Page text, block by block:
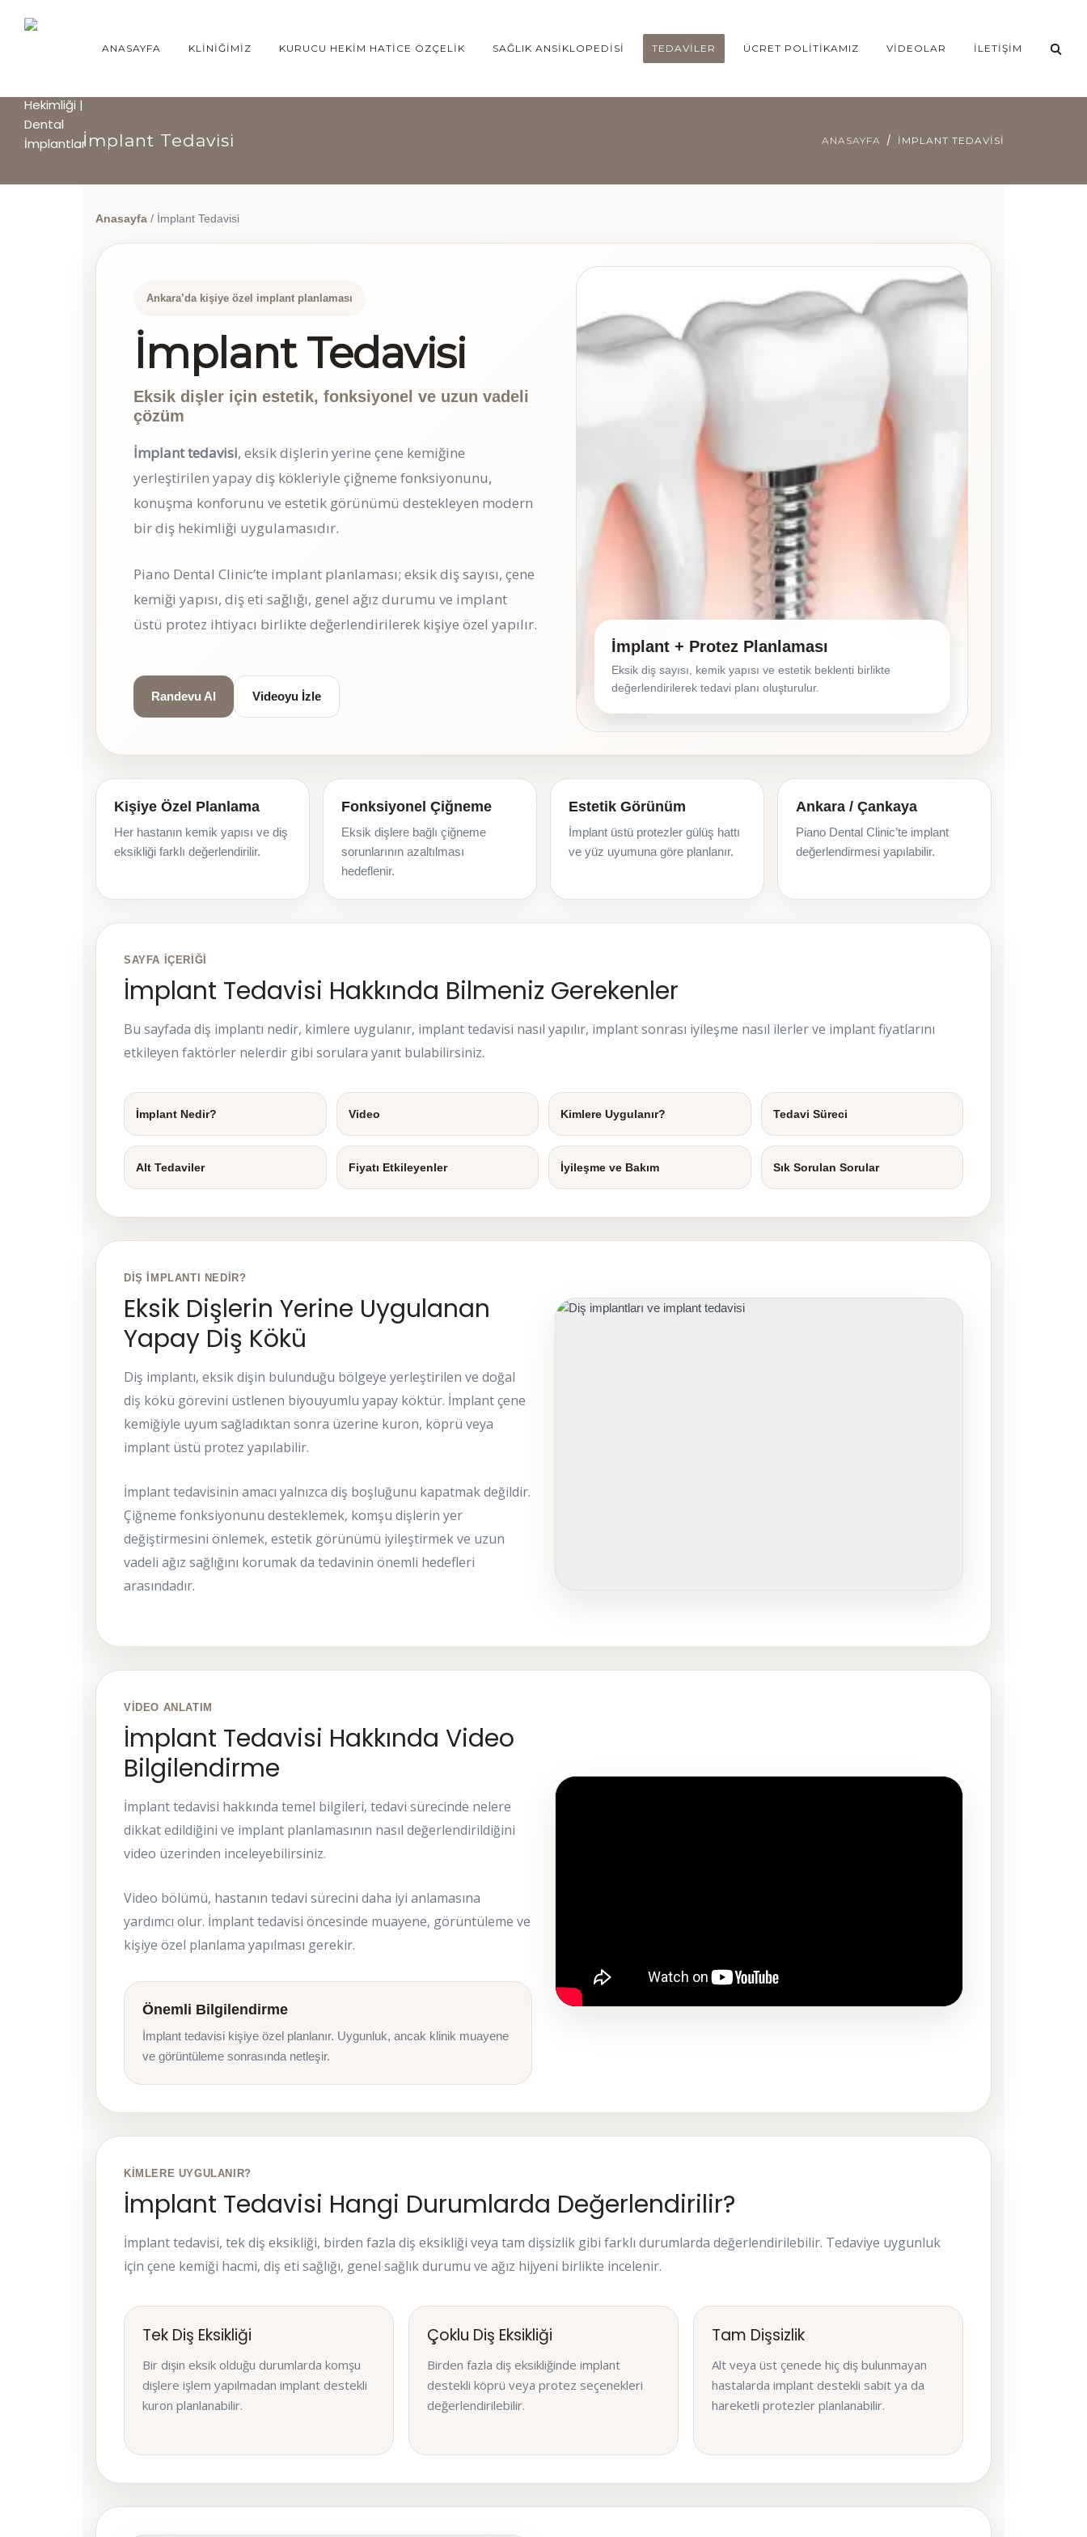
ANASAYFA KLINIĞIMIZ KURUCU HEKIM HATICE ÖZÇELIK SAĞLIK ANSIKLOPEDISI TEDAVILER ÜCRET POLITIKAMIZ VIDEOLAR İLETIŞIM
İmplant Tedavisi ANASAYFA İMPLANT TEDAVISI
Anasayfa / İmplant Tedavisi
Ankara’da kişiye özel implant planlaması
İmplant Tedavisi
Eksik dişler için estetik, fonksiyonel ve uzun vadeli
çözüm
İmplant tedavisi, eksik dişlerin yerine çene kemiğine
yerleştirilen yapay diş kökleriyle çiğneme fonksiyonunu,
konuşma konforunu ve estetik görünümü destekleyen modern
bir diş hekimliği uygulamasıdır.
Piano Dental Clinic’te implant planlaması; eksik diş sayısı, çene
kemiği yapısı, diş eti sağlığı, genel ağız durumu ve implant
üstü protez ihtiyacı birlikte değerlendirilerek kişiye özel yapılır.
Randevu Al Videoyu İzle
İmplant + Protez Planlaması
Eksik diş sayısı, kemik yapısı ve estetik beklenti birlikte
değerlendirilerek tedavi planı oluşturulur.
Kişiye Özel Planlama
Her hastanın kemik yapısı ve diş
eksikliği farklı değerlendirilir.
Fonksiyonel Çiğneme
Eksik dişlere bağlı çiğneme
sorunlarının azaltılması
hedeflenir.
Estetik Görünüm
İmplant üstü protezler gülüş hattı
ve yüz uyumuna göre planlanır.
Ankara / Çankaya
Piano Dental Clinic’te implant
değerlendirmesi yapılabilir.
SAYFA İÇERIĞI
İmplant Tedavisi Hakkında Bilmeniz Gerekenler
Bu sayfada diş implantı nedir, kimlere uygulanır, implant tedavisi nasıl yapılır, implant sonrası iyileşme nasıl ilerler ve implant fiyatlarını
etkileyen faktörler nelerdir gibi sorulara yanıt bulabilirsiniz.
İmplant Nedir? Video Kimlere Uygulanır? Tedavi Süreci
Alt Tedaviler Fiyatı Etkileyenler İyileşme ve Bakım Sık Sorulan Sorular
DIŞ İMPLANTI NEDIR?
Eksik Dişlerin Yerine Uygulanan
Yapay Diş Kökü
Diş implantı, eksik dişin bulunduğu bölgeye yerleştirilen ve doğal
diş kökü görevini üstlenen biyouyumlu yapay köktür. İmplant çene
kemiğiyle uyum sağladıktan sonra üzerine kuron, köprü veya
implant üstü protez yapılabilir.
İmplant tedavisinin amacı yalnızca diş boşluğunu kapatmak değildir.
Çiğneme fonksiyonunu desteklemek, komşu dişlerin yer
değiştirmesini önlemek, estetik görünümü iyileştirmek ve uzun
vadeli ağız sağlığını korumak da tedavinin önemli hedefleri
arasındadır.
VIDEO ANLATIM
İmplant Tedavisi Hakkında Video
Bilgilendirme
İmplant tedavisi hakkında temel bilgileri, tedavi sürecinde nelere
dikkat edildiğini ve implant planlamasının nasıl değerlendirildiğini
video üzerinden inceleyebilirsiniz.
Video bölümü, hastanın tedavi sürecini daha iyi anlamasına
yardımcı olur. İmplant tedavisi öncesinde muayene, görüntüleme ve
kişiye özel planlama yapılması gerekir.
Önemli Bilgilendirme
İmplant tedavisi kişiye özel planlanır. Uygunluk, ancak klinik muayene
ve görüntüleme sonrasında netleşir.
KIMLERE UYGULANIR?
İmplant Tedavisi Hangi Durumlarda Değerlendirilir?
İmplant tedavisi, tek diş eksikliği, birden fazla diş eksikliği veya tam dişsizlik gibi farklı durumlarda değerlendirilebilir. Tedaviye uygunluk
için çene kemiği hacmi, diş eti sağlığı, genel sağlık durumu ve ağız hijyeni birlikte incelenir.
Tek Diş Eksikliği
Bir dişin eksik olduğu durumlarda komşu
dişlere işlem yapılmadan implant destekli
kuron planlanabilir.
Çoklu Diş Eksikliği
Birden fazla diş eksikliğinde implant
destekli köprü veya protez seçenekleri
değerlendirilebilir.
Tam Dişsizlik
Alt veya üst çenede hiç diş bulunmayan
hastalarda implant destekli sabit ya da
hareketli protezler planlanabilir.